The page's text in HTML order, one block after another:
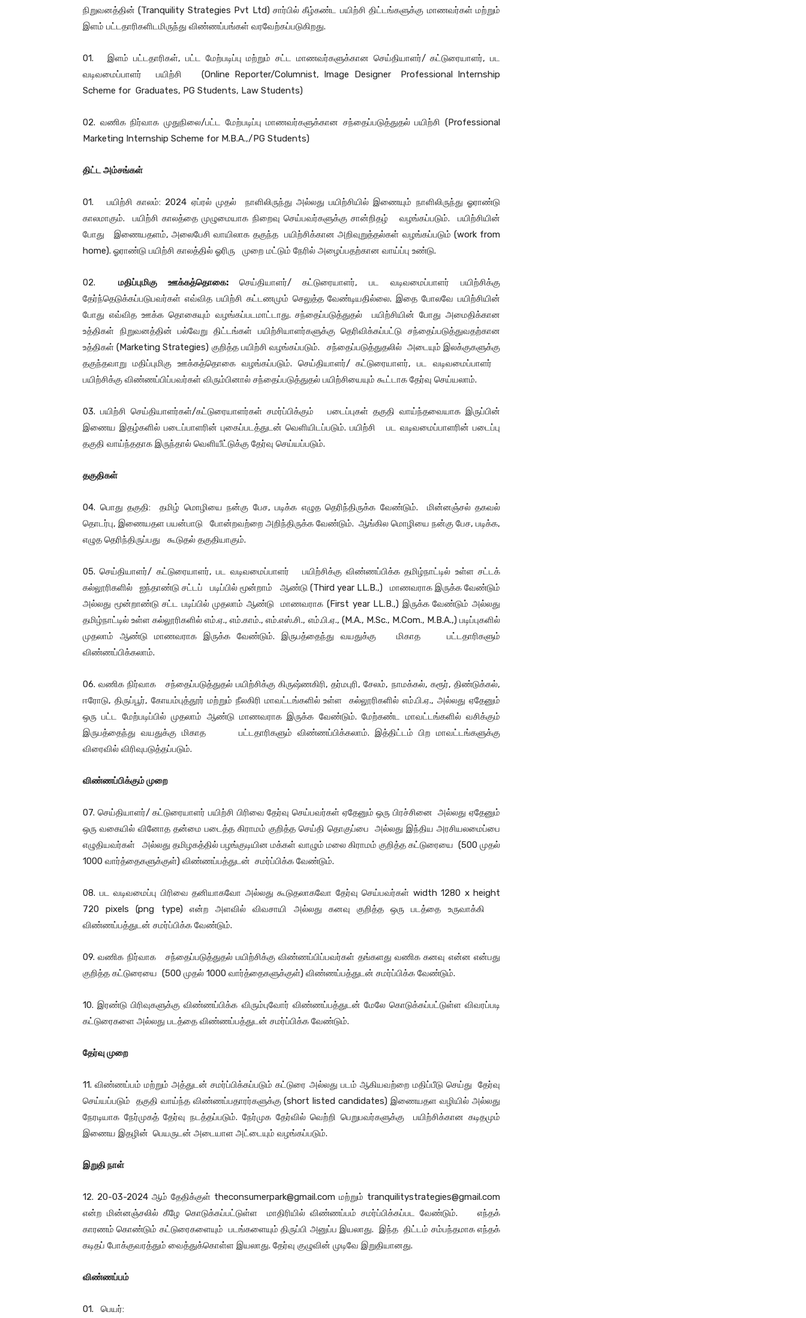
நிறுவனத்தின் (Tranquility Strategies Pvt Ltd) சார்பில் கீழ்கண்ட பயிற்சி திட்டங்களுக்கு மாணவர்கள் மற்றும்
இளம் பட்டதாரிகளிடமிருந்து விண்ணப்பங்கள் வரவேற்கப்படுகிறது.
01. இளம் பட்டதாரிகள், பட்ட மேற்படிப்பு மற்றும் சட்ட மாணவர்களுக்கான செய்தியாளர்/ கட்டுரையாளர், பட
வடிவமைப்பாளர் பயிற்சி (Online Reporter/Columnist, Image Designer Professional Internship
Scheme for Graduates, PG Students, Law Students)
02. வணிக நிர்வாக முதுநிலை/பட்ட மேற்படிப்பு மாணவர்களுக்கான சந்தைப்படுத்துதல் பயிற்சி (Professional
Marketing Internship Scheme for M.B.A.,/PG Students)
திட்ட அம்சங்கள்
01. பயிற்சி காலம்: 2024 ஏப்ரல் முதல் நாளிலிருந்து அல்லது பயிற்சியில் இணையும் நாளிலிருந்து ஓராண்டு
காலமாகும். பயிற்சி காலத்தை முழுமையாக நிறைவு செய்பவர்களுக்கு சான்றிதழ் வழங்கப்படும். பயிற்சியின்
போது இணையதளம், அலைபேசி வாயிலாக தகுந்த பயிற்சிக்கான அறிவுறுத்தல்கள் வழங்கப்படும் (work from
home). ஓராண்டு பயிற்சி காலத்தில் ஓரிரு முறை மட்டும் நேரில் அழைப்பதற்கான வாய்ப்பு உண்டு.
02. மதிப்புமிகு ஊக்கத்தொகை: செய்தியாளர்/ கட்டுரையாளர், பட வடிவமைப்பாளர் பயிற்சிக்கு
தேர்ந்தெடுக்கப்படுபவர்கள் எவ்வித பயிற்சி கட்டணமும் செலுத்த வேண்டியதில்லை. இதை போலவே பயிற்சியின்
போது எவ்வித ஊக்க தொகையும் வழங்கப்படமாட்டாது. சந்தைப்படுத்துதல் பயிற்சியின் போது அமைதிக்கான
உத்திகள் நிறுவனத்தின் பல்வேறு திட்டங்கள் பயிற்சியாளர்களுக்கு தெரிவிக்கப்பட்டு சந்தைப்படுத்துவதற்கான
உத்திகள் (Marketing Strategies) குறித்த பயிற்சி வழங்கப்படும். சந்தைப்படுத்துதலில் அடையும் இலக்குகளுக்கு
தகுந்தவாறு மதிப்புமிகு ஊக்கத்தொகை வழங்கப்படும். செய்தியாளர்/ கட்டுரையாளர், பட வடிவமைப்பாளர்
பயிற்சிக்கு விண்ணப்பிப்பவர்கள் விரும்பினால் சந்தைப்படுத்துதல் பயிற்சியையும் கூட்டாக தேர்வு செய்யலாம்.
03. பயிற்சி செய்தியாளர்கள்/கட்டுரையாளர்கள் சமர்ப்பிக்கும் படைப்புகள் தகுதி வாய்ந்தவையாக இருப்பின்
இணைய இதழ்களில் படைப்பாளரின் புகைப்படத்துடன் வெளியிடப்படும். பயிற்சி பட வடிவமைப்பாளரின் படைப்பு
தகுதி வாய்ந்ததாக இருந்தால் வெளியீட்டுக்கு தேர்வு செய்யப்படும்.
தகுதிகள்
04. பொது தகுதி: தமிழ் மொழியை நன்கு பேச, படிக்க எழுத தெரிந்திருக்க வேண்டும். மின்னஞ்சல் தகவல்
தொடர்பு, இணையதள பயன்பாடு போன்றவற்றை அறிந்திருக்க வேண்டும். ஆங்கில மொழியை நன்கு பேச, படிக்க,
எழுத தெரிந்திருப்பது கூடுதல் தகுதியாகும்.
05. செய்தியாளர்/ கட்டுரையாளர், பட வடிவமைப்பாளர் பயிற்சிக்கு விண்ணப்பிக்க தமிழ்நாட்டில் உள்ள சட்டக்
கல்லூரிகளில் ஐந்தாண்டு சட்டப் படிப்பில் மூன்றாம் ஆண்டு (Third year LL.B.,) மாணவராக இருக்க வேண்டும்
அல்லது மூன்றாண்டு சட்ட படிப்பில் முதலாம் ஆண்டு மாணவராக (First year LL.B.,) இருக்க வேண்டும் அல்லது
தமிழ்நாட்டில் உள்ள கல்லூரிகளில் எம்.ஏ., எம்.காம்., எம்.எஸ்.சி., எம்.பி.ஏ., (M.A., M.Sc., M.Com., M.B.A.,) படிப்புகளில்
முதலாம் ஆண்டு மாணவராக இருக்க வேண்டும். இருபத்தைந்து வயதுக்கு மிகாத பட்டதாரிகளும்
விண்ணப்பிக்கலாம்.
06. வணிக நிர்வாக சந்தைப்படுத்துதல் பயிற்சிக்கு கிருஷ்ணகிரி, தர்மபுரி, சேலம், நாமக்கல், கரூர், திண்டுக்கல்,
ஈரோடு, திருப்பூர், கோயம்புத்தூர் மற்றும் நீலகிரி மாவட்டங்களில் உள்ள கல்லூரிகளில் எம்.பி.ஏ., அல்லது ஏதேனும்
ஒரு பட்ட மேற்படிப்பில் முதலாம் ஆண்டு மாணவராக இருக்க வேண்டும். மேற்கண்ட மாவட்டங்களில் வசிக்கும்
இருபத்தைந்து வயதுக்கு மிகாத பட்டதாரிகளும் விண்ணப்பிக்கலாம். இத்திட்டம் பிற மாவட்டங்களுக்கு
விரைவில் விரிவுபடுத்தப்படும்.
விண்ணப்பிக்கும் முறை
07. செய்தியாளர்/ கட்டுரையாளர் பயிற்சி பிரிவை தேர்வு செய்பவர்கள் ஏதேனும் ஒரு பிரச்சினை அல்லது ஏதேனும்
ஒரு வகையில் வினோத தன்மை படைத்த கிராமம் குறித்த செய்தி தொகுப்பை அல்லது இந்திய அரசியலமைப்பை
எழுதியவர்கள் அல்லது தமிழகத்தில் பழங்குடியின மக்கள் வாழும் மலை கிராமம் குறித்த கட்டுரையை (500 முதல்
1000 வார்த்தைகளுக்குள்) விண்ணப்பத்துடன் சமர்ப்பிக்க வேண்டும்.
08. பட வடிவமைப்பு பிரிவை தனியாகவோ அல்லது கூடுதலாகவோ தேர்வு செய்பவர்கள் width 1280 x height
720 pixels (png type) என்ற அளவில் விவசாயி அல்லது கனவு குறித்த ஒரு படத்தை உருவாக்கி
விண்ணப்பத்துடன் சமர்ப்பிக்க வேண்டும்.
09. வணிக நிர்வாக சந்தைப்படுத்துதல் பயிற்சிக்கு விண்ணப்பிப்பவர்கள் தங்களது வணிக கனவு என்ன என்பது
குறித்த கட்டுரையை (500 முதல் 1000 வார்த்தைகளுக்குள்) விண்ணப்பத்துடன் சமர்ப்பிக்க வேண்டும்.
10. இரண்டு பிரிவுகளுக்கு விண்ணப்பிக்க விரும்புவோர் விண்ணப்பத்துடன் மேலே கொடுக்கப்பட்டுள்ள விவரப்படி
கட்டுரைகளை அல்லது படத்தை விண்ணப்பத்துடன் சமர்ப்பிக்க வேண்டும்.
தேர்வு முறை
11. விண்ணப்பம் மற்றும் அத்துடன் சமர்ப்பிக்கப்படும் கட்டுரை அல்லது படம் ஆகியவற்றை மதிப்பீடு செய்து தேர்வு
செய்யப்படும் தகுதி வாய்ந்த விண்ணப்பதாரர்களுக்கு (short listed candidates) இணையதள வழியில் அல்லது
நேரடியாக நேர்முகத் தேர்வு நடத்தப்படும். நேர்முக தேர்வில் வெற்றி பெறுபவர்களுக்கு பயிற்சிக்கான கடிதமும்
இணைய இதழின் பெயருடன் அடையாள அட்டையும் வழங்கப்படும்.
இறுதி நாள்
12. 20-03-2024 ஆம் தேதிக்குள் theconsumerpark@gmail.com மற்றும் tranquilitystrategies@gmail.com
என்ற மின்னஞ்சலில் கீழே கொடுக்கப்பட்டுள்ள மாதிரியில் விண்ணப்பம் சமர்ப்பிக்கப்பட வேண்டும். எந்தக்
காரணம் கொண்டும் கட்டுரைகளையும் படங்களையும் திருப்பி அனுப்ப இயலாது. இந்த திட்டம் சம்பந்தமாக எந்தக்
கடிதப் போக்குவரத்தும் வைத்துக்கொள்ள இயலாது. தேர்வு குழுவின் முடிவே இறுதியானது.
விண்ணப்பம்
01. பெயர்: